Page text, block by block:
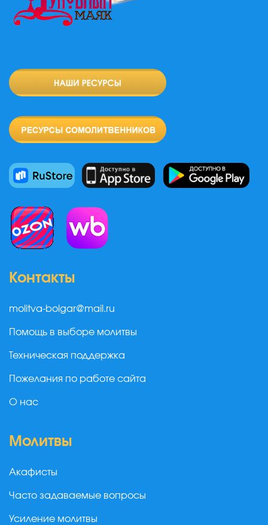
Контакты
molitva-bolgar@mail.ru
Помощь в выборе молитвы
Техническая поддержка
Пожелания по работе сайта
О нас
Молитвы
Акафисты
Часто задаваемые вопросы
Усиление молитвы